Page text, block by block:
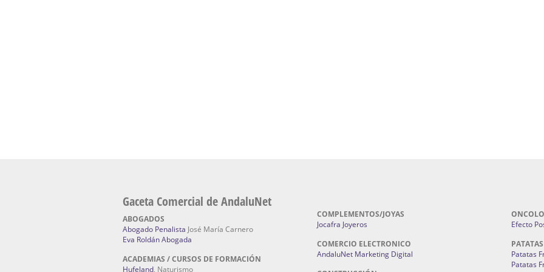
Gaceta Comercial de AndaluNet
ABOGADOS
Abogado Penalista José María Carnero
Eva Roldán Abogada
ACADEMIAS / CURSOS DE FORMACIÓN
Hufeland, Naturismo
COMPLEMENTOS/JOYAS
Jocafra Joyeros
COMERCIO ELECTRONICO
AndaluNet Marketing Digital
Efecto
Patatas
Patatas